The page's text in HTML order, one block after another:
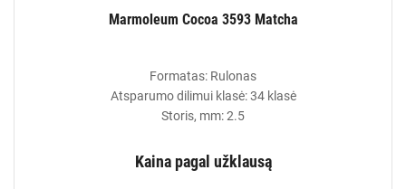
Marmoleum Cocoa 3593 Matcha
Formatas: Rulonas
Atsparumo dilimui klasė: 34 klasė
Storis, mm: 2.5
Kaina pagal užklausą